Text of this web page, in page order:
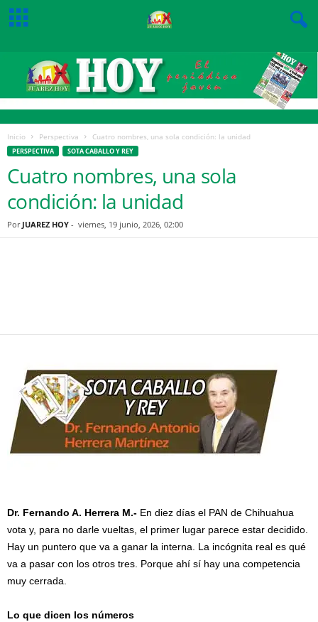
Inicio Perspectiva Cuatro nombres, una sola condición: la unidad
PERSPECTIVA SOTA CABALLO Y REY
Cuatro nombres, una sola
condición: la unidad
Por JUAREZ HOY - viernes, 19 junio, 2026, 02:00
Dr. Fernando A. Herrera M.- En diez días el PAN de Chihuahua
vota y, para no darle vueltas, el primer lugar parece estar decidido.
Hay un puntero que va a ganar la interna. La incógnita real es qué
va a pasar con los otros tres. Porque ahí sí hay una competencia
muy cerrada.
Lo que dicen los números